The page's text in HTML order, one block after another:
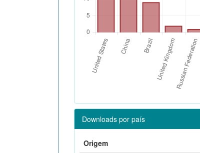
Downloads por país
Origem